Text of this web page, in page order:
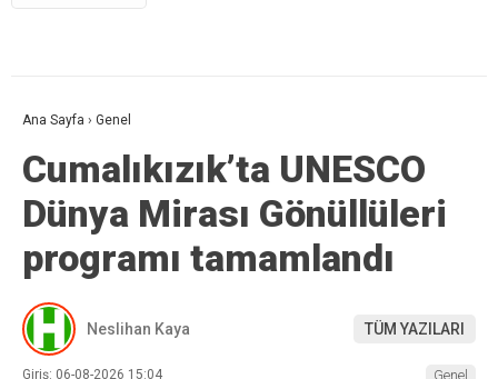
Ana Sayfa › Genel
Cumalıkızık’ta UNESCO
Dünya Mirası Gönüllüleri
programı tamamlandı
Neslihan Kaya TÜM YAZILARI
Giriş: 06-08-2026 15:04
Genel